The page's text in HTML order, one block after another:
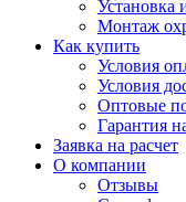
Установка
Монтаж
Как купить
Условия
Условия
Оптовые
Гарантия
Заявка на расчет
О компании
Отзывы